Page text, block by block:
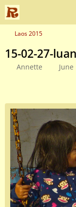
Laos 2015
15-02-27-
Annette